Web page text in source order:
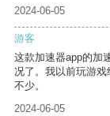
2024-06-05
游客
这款加速器app的加
况了。我以前玩游
不少。
2024-06-05